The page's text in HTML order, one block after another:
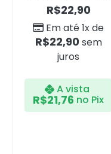
R$22,90
Em até 1x de
R$22,90 sem
juros
A vista
R$21,76 no Pix